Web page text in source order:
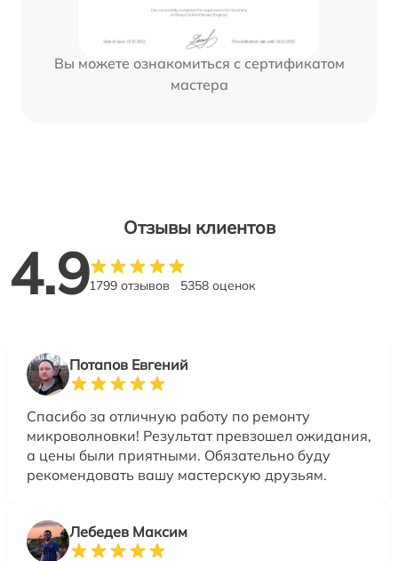
Вы можете ознакомиться с сертификатом
мастера
Отзывы клиентов
4.91799 отзывов 5358 оценок
Потапов Евгений
Спасибо за отличную работу по ремонту
микроволновки! Результат превзошел ожидания,
а цены были приятными. Обязательно буду
рекомендовать вашу мастерскую друзьям.
Лебедев Максим